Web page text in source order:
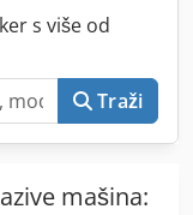
s više od
Traži
mašina: